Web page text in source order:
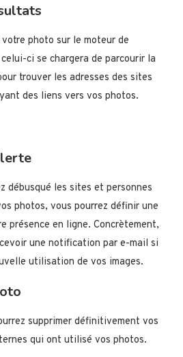
photo sur le moteur de
ci se chargera de parcourir la
trouver les adresses des sites
des liens vers vos photos.
débusqué les sites et personnes
photos, vous pourrez définir une
présence en ligne. Concrètement,
une notification par e-mail si
utilisation de vos images.
supprimer définitivement vos
qui ont utilisé vos photos.